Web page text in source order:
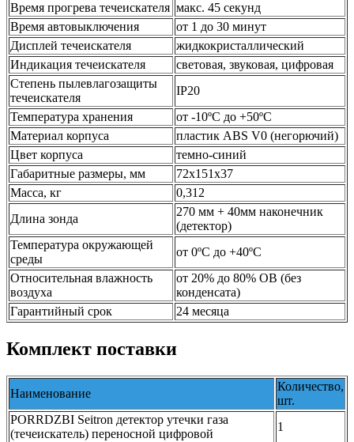
Время прогрева течеискателя макс. 45 секунд
Время автовыключения
от 1 до 30 минут
Дисплей течеискателя
жидкокристаллический
Индикация течеискателя
световая, звуковая, цифровая
Степень пылевлагозащиты
течеискателя
IP20
Температура хранения
от -10ºС до +50ºС
Материал корпуса
пластик ABS V0 (негорючий)
Цвет корпуса
темно-синий
Габаритные размеры, мм
72х151х37
Масса, кг
0,312
Длина зонда
270 мм + 40мм наконечник
(детектор)
Температура окружающей
среды
от 0ºС до +40ºС
Относительная влажность
воздуха
от 20% до 80% ОВ (без
конденсата)
Гарантийный срок
24 месяца
Комплект поставки
Наименование
Количество,
шт.
PORRDZBI Seitron детектор утечки газа
(течеискатель) переносной цифровой
1